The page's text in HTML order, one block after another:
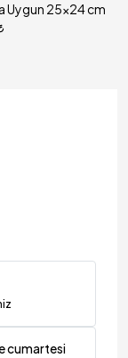
Uygun 25x24 cm
cumartesi